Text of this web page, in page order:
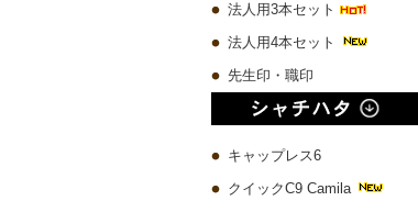
法人用3本セット
法人用4本セット
先生印・職印
キャップレス6
クイックC9 Camila